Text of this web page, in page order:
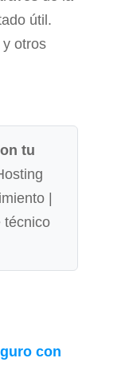
útil.
otros
tu
|
con